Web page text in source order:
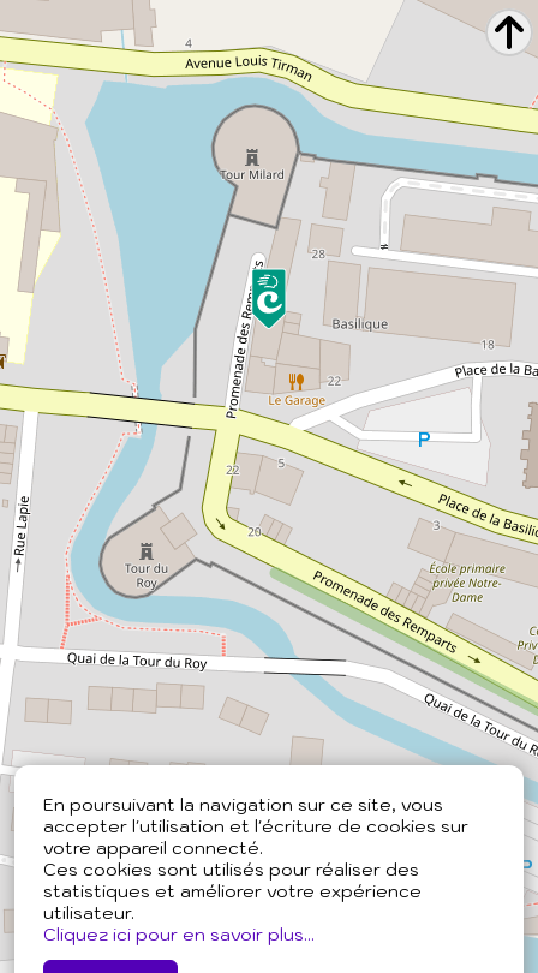
En poursuivant la navigation sur ce site, vous
accepter l'utilisation et l'écriture de cookies sur
votre appareil connecté.
Ces cookies sont utilisés pour réaliser des
statistiques et améliorer votre expérience
utilisateur.
Cliquez ici pour en savoir plus...